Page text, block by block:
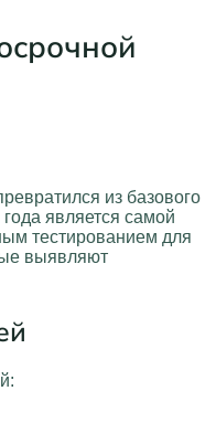
из базового
является самой
тестированием для
выявляют